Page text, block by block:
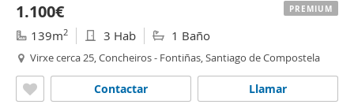
1.100€
139m2 3 Hab 1 Baño
Virxe cerca 25, Concheiros - Fontiñas, Santiago de Compostela
Llamar
Contactar
PREMIUM